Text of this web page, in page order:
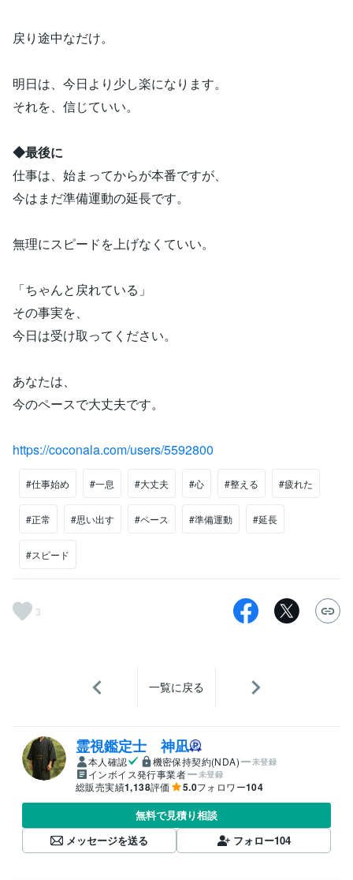
戻り途中なだけ。
明日は、今日より少し楽になります。
それを、信じていい。
◆最後に
仕事は、始まってからが本番ですが、
今はまだ準備運動の延長です。
無理にスピードを上げなくていい。
「ちゃんと戻れている」
その事実を、
今日は受け取ってください。
あなたは、
今のペースで大丈夫です。
https://coconala.com/users/5592800
#仕事始め #一息 #大丈夫 #心 #整える #疲れた
#正常 #思い出す #ペース #準備運動 #延長
#スピード
3
一覧に戻る
霊視鑑定士 神凪
本人確認 機密保持契約(NDA) 未登録
インボイス発行事業者 未登録
総販売実績1,138評価 5.0フォロワー104
無料で見積り相談
メッセージを送る
フォロー104